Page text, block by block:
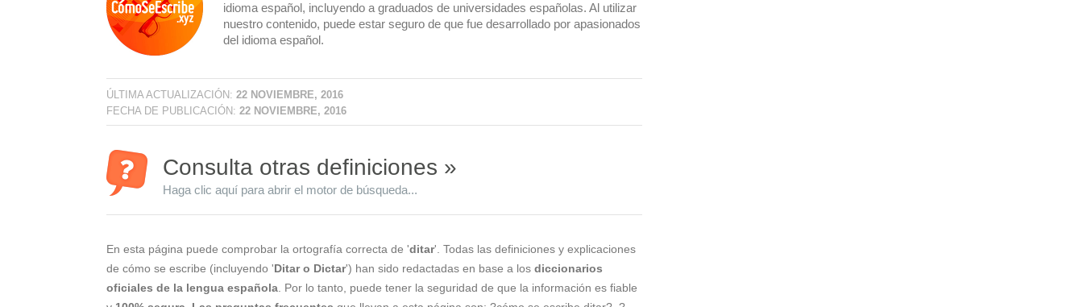
idioma español, incluyendo a graduados de universidades españolas. Al utilizar
nuestro contenido, puede estar seguro de que fue desarrollado por apasionados
del idioma español.
ÚLTIMA ACTUALIZACIÓN: 22 NOVIEMBRE, 2016
FECHA DE PUBLICACIÓN: 22 NOVIEMBRE, 2016
Consulta otras definiciones »
Haga clic aquí para abrir el motor de búsqueda...
En esta página puede comprobar la ortografía correcta de 'ditar'. Todas las definiciones y explicaciones
de cómo se escribe (incluyendo 'Ditar o Dictar') han sido redactadas en base a los diccionarios
oficiales de la lengua española . Por lo tanto, puede tener la seguridad de que la información es fiable